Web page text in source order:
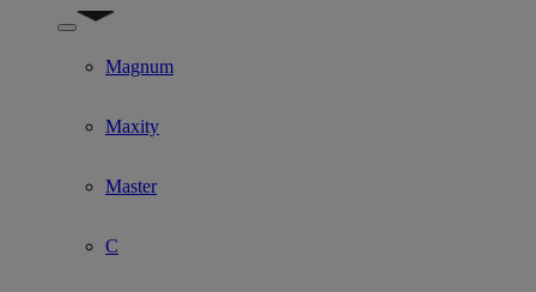
Show submenu for Model
Magnum
Maxity
Master
C